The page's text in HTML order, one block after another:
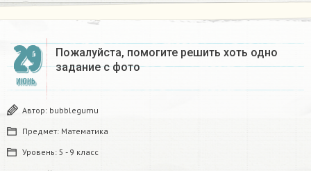
29
ИЮНЬ
Пожалуйста, помогите решить хоть одно
задание с фото​
Автор: bubblegumu
Предмет: Математика
Уровень: 5 - 9 класс